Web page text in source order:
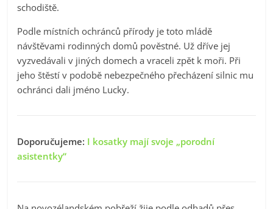
schodiště.
Podle místních ochránců přírody je toto mládě
návštěvami rodinných domů pověstné. Už dříve jej
vyzvedávali v jiných domech a vraceli zpět k moři. Při
jeho štěstí v podobě nebezpečného přecházení silnic mu
ochránci dali jméno Lucky.
Doporučujeme: I kosatky mají svoje „porodní
asistentky“